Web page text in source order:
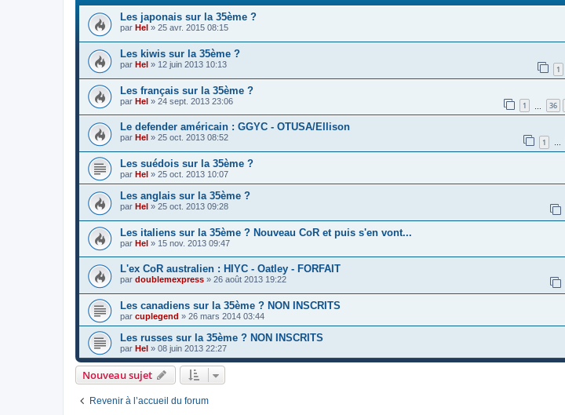
Les japonais sur la 35ème ?
par Hel » 25 avr. 2015 08:15
Les kiwis sur la 35ème ?
par Hel » 12 juin 2013 10:13 1
Les français sur la 35ème ?
par Hel » 24 sept. 2013 23:06 1 36
Le defender américain : GGYC - OTUSA/Ellison
par Hel » 25 oct. 2013 08:52 1 …
Les suédois sur la 35ème ?
par Hel » 25 oct. 2013 10:07
Les anglais sur la 35ème ?
par Hel » 25 oct. 2013 09:28
Les italiens sur la 35ème ? Nouveau CoR et puis s'en vont...
par Hel » 15 nov. 2013 09:47
L'ex CoR australien : HIYC - Oatley - FORFAIT
par doublemexpress » 26 août 2013 19:22
Les canadiens sur la 35ème ? NON INSCRITS
par cuplegend » 26 mars 2014 03:44
Les russes sur la 35ème ? NON INSCRITS
par Hel » 08 juin 2013 22:27
Nouveau sujet
Revenir à l’accueil du forum